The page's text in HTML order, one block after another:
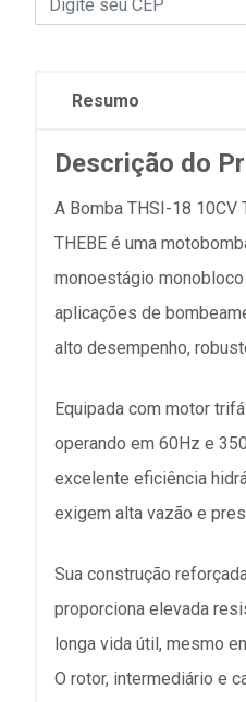
Resumo
Descrição do
A Bomba THSI-18 10CV
THEBE é uma
monoestágio
aplicações de
alto desempenho,
Equipada com motor
operando em 60Hz e
excelente eficiência
exigem alta vazão e
Sua construção
proporciona elevada
longa vida útil, mesmo
O rotor, intermediário e